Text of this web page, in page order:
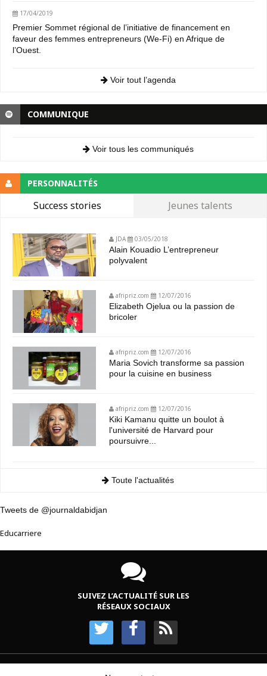
17/04/2019
Premier Sommet régional de l’initiative de financement en
faveur des femmes entrepreneurs (We-Fi) en Afrique de
l’Ouest.
Voir tout l’agenda
COMMUNIQUE
Voir tous les communiqués
PERSONNALITÉS
Success stories Jeunes talents
JDA 03/05/2018
Alain Kouadio L’entrepreneur
polyvalent
afripriz.com 12/07/2016
Elizabeth Ojelua ou la passion de
bricoler
afripriz.com 12/07/2016
Maria Sovich transforme sa passion
pour la cuisine en business
afripriz.com 12/07/2016
Kiki Kamanu quitte un boulot à
l'université de Harvard pour
poursuivre...
Toute l'actualités
Tweets de @journaldabidjan
Educarriere
SUIVEZ L’ACTUALITÉ SUR LES
RÉSEAUX SOCIAUX